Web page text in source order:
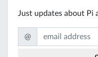
Just updates about Pi
@